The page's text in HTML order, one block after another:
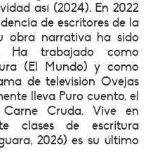
así (2024). En 2022
de escritores de la
obra narrativa ha sido
Ha trabajado como
(El Mundo) y como
de televisión Ovejas
lleva Puro cuento, el
Cruda. Vive en
clases de escritura
2026) es su último